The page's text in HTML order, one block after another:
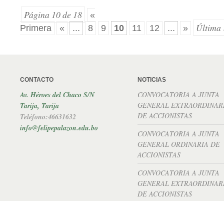
Página 10 de 18
«
Primera
« ... 8 9 10 11 12 ... » Última
CONTACTO
Av. Héroes del Chaco S/N
Tarija, Tarija
Teléfono:46631632
info@felipepalazon.edu.bo
NOTICIAS
CONVOCATORIA A JUNTA
GENERAL
DE ACCIONISTAS
CONVOCATORIA A JUNTA
GENERAL ORDINARIA DE
ACCIONISTAS
CONVOCATORIA A JUNTA
GENERAL
DE ACCIONISTAS